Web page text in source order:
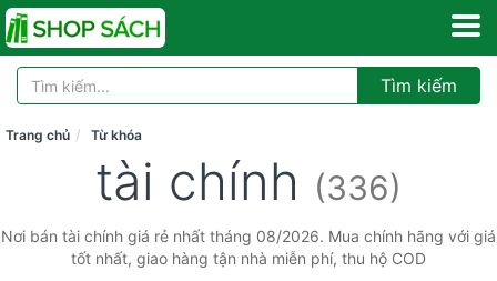
Tìm kiếm
Trang chủ Từ khóa
tài chính (336)
Nơi bán tài chính giá rẻ nhất tháng 08/2026. Mua chính hãng với giá
tốt nhất, giao hàng tận nhà miễn phí, thu hộ COD